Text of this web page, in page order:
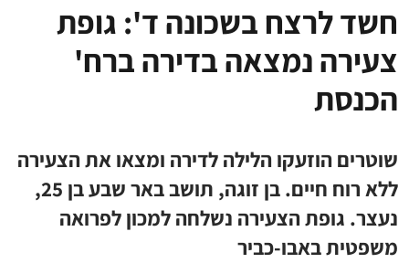
חשד לרצח בשכונה ד': גופת
צעירה נמצאה בדירה ברח'
הכנסת
שוטרים הוזעקו הלילה לדירה ומצאו את הצעירה
ללא רוח חיים. בן זוגה, תושב באר שבע בן 25,
נעצר. גופת הצעירה נשלחה למכון לפרואה
משפטית באבו-כביר